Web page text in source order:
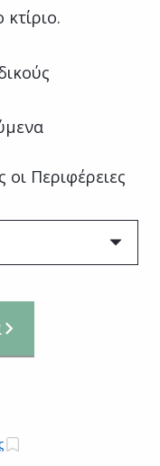
Περιφέρειες